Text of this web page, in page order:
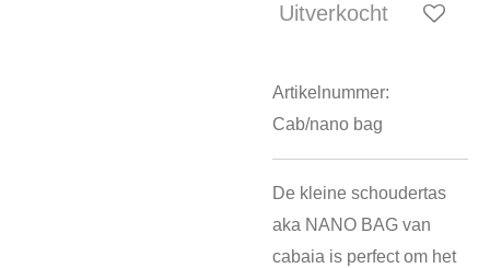
Uitverkocht
Artikelnummer:
Cab/nano bag
De kleine schoudertas
aka NANO BAG van
cabaia is perfect om het